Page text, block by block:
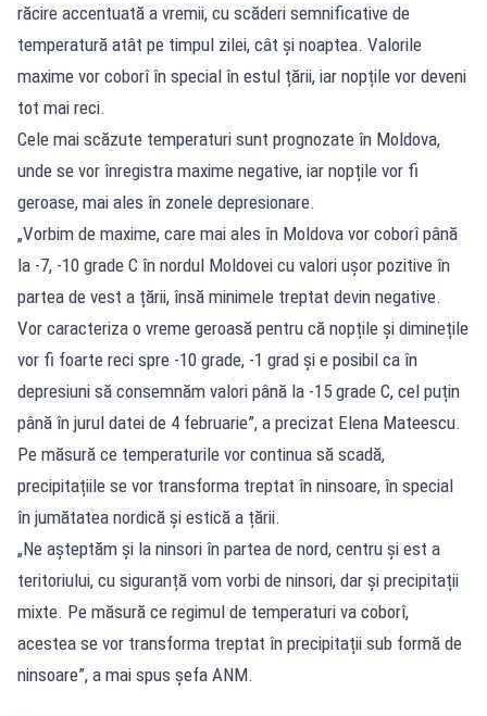
răcire accentuată a vremii, cu scăderi semnificative de
temperatură atât pe timpul zilei, cât și noaptea. Valorile
maxime vor coborî în special în estul țării, iar nopțile vor deveni
tot mai reci.
Cele mai scăzute temperaturi sunt prognozate în Moldova,
unde se vor înregistra maxime negative, iar nopțile vor fi
geroase, mai ales în zonele depresionare.
„Vorbim de maxime, care mai ales în Moldova vor coborî până
la -7, -10 grade C în nordul Moldovei cu valori ușor pozitive în
partea de vest a țării, însă minimele treptat devin negative.
Vor caracteriza o vreme geroasă pentru că nopțile și diminețile
vor fi foarte reci spre -10 grade, -1 grad și e posibil ca în
depresiuni să consemnăm valori până la -15 grade C, cel puțin
până în jurul datei de 4 februarie”, a precizat Elena Mateescu.
Pe măsură ce temperaturile vor continua să scadă,
precipitațiile se vor transforma treptat în ninsoare, în special
în jumătatea nordică și estică a țării.
„Ne așteptăm și la ninsori în partea de nord, centru și est a
teritoriului, cu siguranță vom vorbi de ninsori, dar și precipitații
mixte. Pe măsură ce regimul de temperaturi va coborî,
acestea se vor transforma treptat în precipitații sub formă de
ninsoare”, a mai spus șefa ANM.